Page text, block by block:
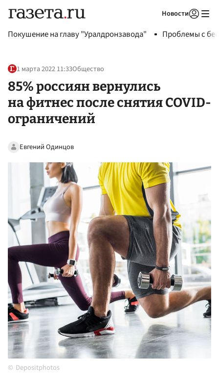
Новости
Покушение на главу "Уралдронзавода" Проблемы с
1 марта 2022 11:33Общество
85% россиян вернулись
на фитнес после снятия COVID-
ограничений
Евгений Одинцов
Depositphotos